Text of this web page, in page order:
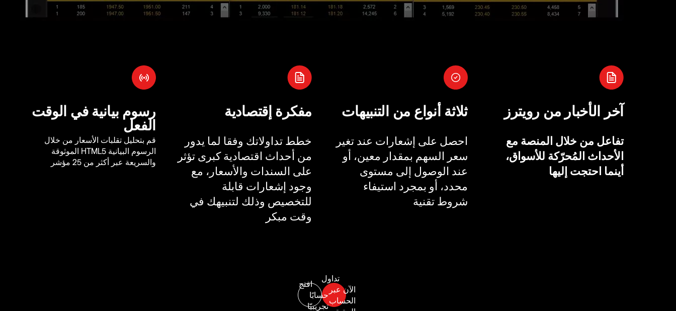
آخر الأخبار من رويترز
تفاعل من خلال المنصة مع
الأحداث المُحرّكة للأسواق،
أينما احتجت إليها
ثلاثة أنواع من التنبيهات
احصل على إشعارات عند تغير
سعر السهم بمقدار معين، أو
عند الوصول إلى مستوى
محدد، أو بمجرد استيفاء
شروط تقنية
مفكرة إقتصادية
خطط تداولاتك وفقا لما يدور
من أحداث اقتصادية كبرى تؤثر
على السندات والأسعار، مع
وجود إشعارات قابلة
للتخصيص وذلك لتنبيهك في
وقت مبكر
رسوم بيانية في الوقت
الفعل
قم بتحليل تقلبات الأسعار من خلال
الرسوم البيانية HTML5 الموثوقة
والسريعة عبر أكثر من 25 مؤشر